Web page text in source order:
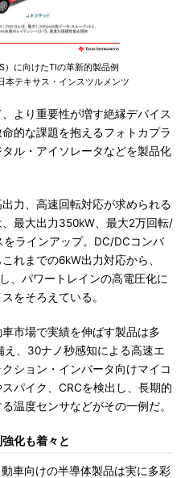
）に向けたTIの革新的製品例
本テキサス・インスツルメンツ
より重要性が増す絶縁デバイス
的な課題を抱えるフォトカプラ
ル・アイソレータなどを製品化
力、高速回転対応が求められる
最大出力350kW、最大2万回転/
ラインアップ。DC/DCコンバ
れまでの6kW出力対応から、
、パワートレインの高電圧化に
をそろえている。
市場で実績を伸ばす製品は多
、30ナノ秒感知による高速エ
ション・インバータ向けマイコ
パイク、CRCを検出し、長期的
温度センサなどがその一例だ。
化も着々と
車向けの半導体製品は実に多彩